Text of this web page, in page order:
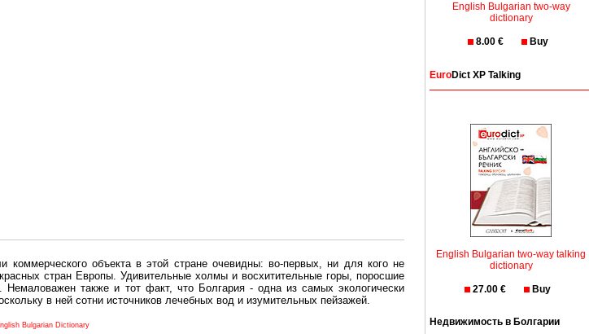
коммерческого объекта в этой стране очевидны: во-первых, ни для кого не
стран Европы. Удивительные холмы и восхитительные горы, поросшие
также и тот факт, что Болгария - одна из самых экологически
в ней сотни источников лечебных вод и изумительных пейзажей.
недвижимость заключено в том, что Болгария безопасная страна - в ней
Bulgarian Dictionary
English Bulgarian two-way
dictionary
8.00 € Buy
EuroDict XP Talking
English Bulgarian two-way talking
dictionary
27.00 € Buy
Недвижимость в Болгарии